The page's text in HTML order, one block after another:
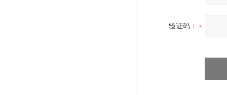
验证码：